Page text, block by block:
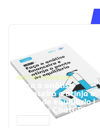
GESTÃO FINANCEIRA
Faça a análise
financeira e atinja o
ponto de equilíbrio |
Prompts ChatGPT